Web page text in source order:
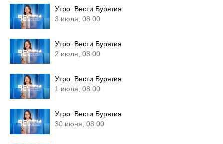
Утро. Вести Бурятия
3 июля, 08:00
Утро. Вести Бурятия
2 июля, 08:00
Утро. Вести Бурятия
1 июля, 08:00
Утро. Вести Бурятия
30 июня, 08:00